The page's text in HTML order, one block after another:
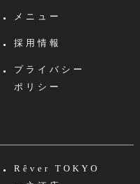
メニュー
採用情報
プライバシー
ポリシー
Rêver TOKYO